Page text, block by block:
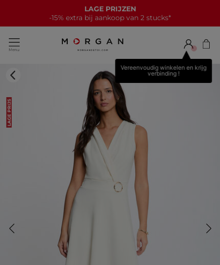
LAGE PRIJZEN
-15% extra bij aankoop van 2 stucks*
Vereenvoudig winkelen en krijg
verbinding !
LAGE PRIJS